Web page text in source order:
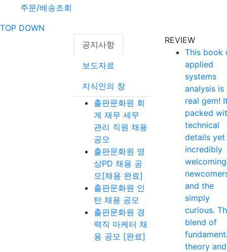
주문/배송조회
TOP DOWN
공지사항
보도자료
지식인의 창
출판문화원 회
계 재무 세무
관리 직원 채용
공모
출판문화원 영
상PD 채용 공
모[채용 완료]
출판문화원 인
턴 채용 공모
출판문화원 경
력직 마케터 채
용 공모 [완료]
REVIEW
This book
applied
systems
analysis is
real gem!
packed
technical
details yet
incredibly
and the
simply
curious.
blend of
theory and